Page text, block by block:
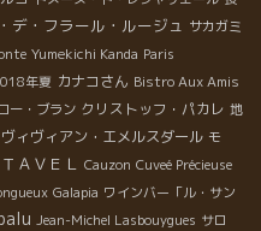
デ・フラール・ルージュ サカガミ
Yumekichi Kanda Paris
年夏 カナコさん Bistro Aux Amis
ー・ブラン クリストッフ・パカレ 地
ヴィヴィアン・エメルスダール モ
ＴＡＶＥＬ Cauzon Cuveé Précieuse
Galapia ワインバー「ル・サン
Jean-Michel Lasbouygues サロ